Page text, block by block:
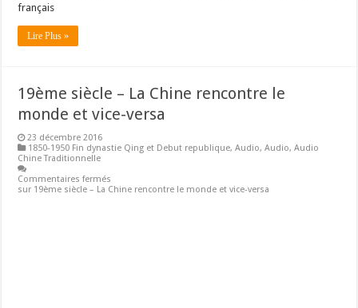
français
Lire Plus »
19ème siècle – La Chine rencontre le
monde et vice-versa
23 décembre 2016
1850-1950 Fin dynastie Qing et Debut republique,Audio,Audio,Audio
Chine Traditionnelle
Commentaires fermés
sur 19ème siècle – La Chine rencontre le monde et vice-versa